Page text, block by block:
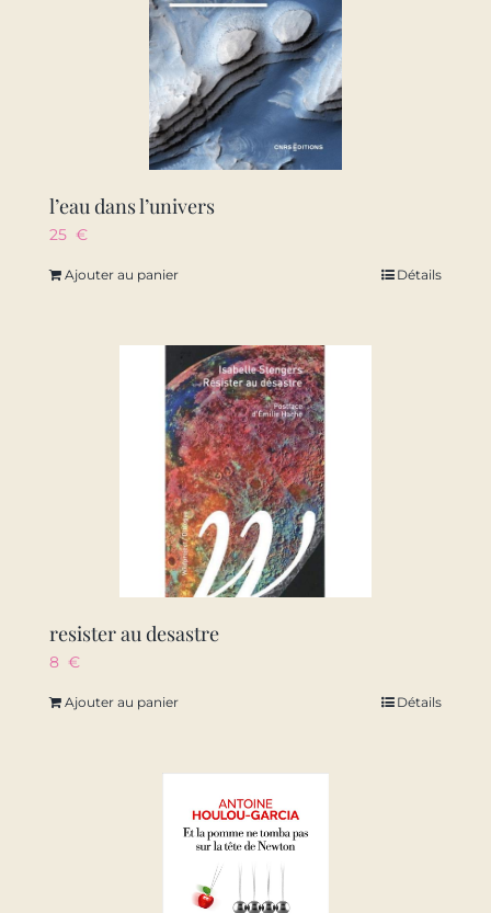
l’eau dans l’univers
25 €
Ajouter au panier Détails
resister au desastre
8 €
Ajouter au panier Détails